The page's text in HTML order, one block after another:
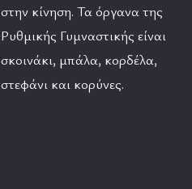
στην κίνηση. Τα όργανα της
Ρυθμικής Γυμναστικής είναι
σκοινάκι, μπάλα, κορδέλα,
στεφάνι και κορύνες.